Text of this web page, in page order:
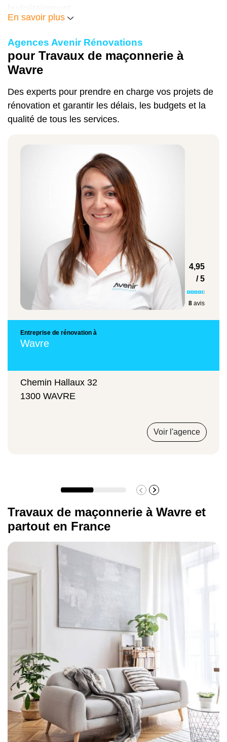
Création d'une ouverture dans un mur
porteur
Réalisation d'un muret ou parement
Terrassement et fondations
120 à 250 € / m³
Ces prix sont donnés à titre d'orientation. Un
devis précis est établi après visite technique
gratuite sur place.
En savoir plus
Agences Avenir Rénovations
pour Travaux de maçonnerie à
Wavre
Des experts pour prendre en charge vos projets de
rénovation et garantir les délais, les budgets et la
qualité de tous les services.
4,95
/ 5
8 avis
Entreprise de rénovation à
Wavre
Chemin Hallaux 32
1300 WAVRE
Voir l'agence
Travaux de maçonnerie à Wavre et
partout en France